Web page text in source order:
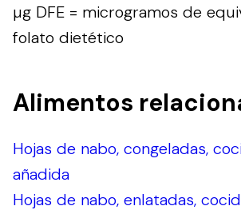
µg DFE = microgramos de
folato dietético
Alimentos
Hojas de nabo, congeladas,
añadida
Hojas de nabo, enlatadas,